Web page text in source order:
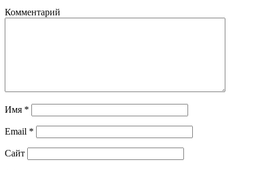
Комментарий
Имя *
Email *
Сайт